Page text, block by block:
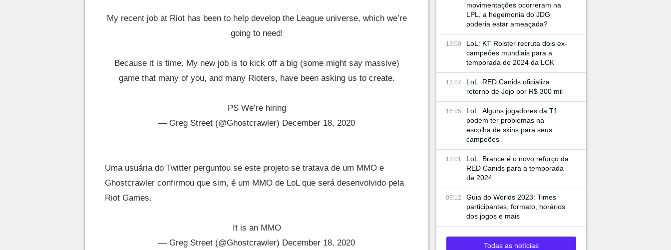
My recent job at Riot has been to help develop the League universe, which we’re
going to need!
Because it is time. My new job is to kick off a big (some might say massive)
game that many of you, and many Rioters, have been asking us to create.
PS We’re hiring
— Greg Street (@Ghostcrawler) December 18, 2020
Uma usuária do Twitter perguntou se este projeto se tratava de um MMO e
Ghostcrawler confirmou que sim, é um MMO de LoL que será desenvolvido pela
Riot Games.
It is an MMO
— Greg Street (@Ghostcrawler) December 18, 2020
movimentações ocorreram na
LPL, a hegemonia do JDG
poderia estar ameaçada?
13:00
LoL: KT Rolster recruta dois ex-
campeões mundiais para a
temporada de 2024 da LCK
13:07
LoL: RED Canids oficializa
retorno de Jojo por R$ 300 mil
16:05
LoL: Alguns jogadores da T1
podem ter problemas na
escolha de skins para seus
campeões
13:01
LoL: Brance é o novo reforço da
RED Canids para a temporada
de 2024
09:12
Guia do Worlds 2023: Times
participantes, formato, horários
dos jogos e mais
Todas as notícias